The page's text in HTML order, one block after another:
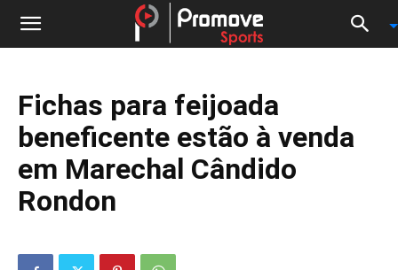
Fichas para feijoada
beneficente estão à venda
em Marechal Cândido
Rondon